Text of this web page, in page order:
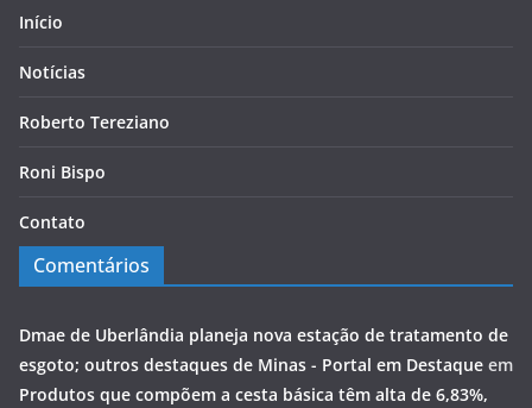
Início
Notícias
Roberto Tereziano
Roni Bispo
Contato
Comentários
Dmae de Uberlândia planeja nova estação de tratamento de
esgoto; outros destaques de Minas - Portal em Destaque em
Produtos que compõem a cesta básica têm alta de 6,83%,